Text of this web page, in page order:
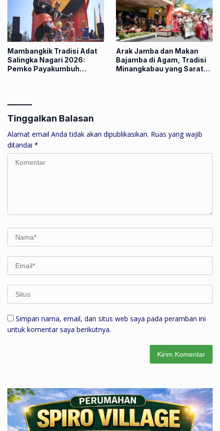
Mambangkik Tradisi Adat
Salingka Nagari 2026:
Pemko Payakumbuh
Arak Jamba dan Makan
Bajamba di Agam, Tradisi
Minangkabau yang Sarat
Tinggalkan Balasan
Alamat email Anda tidak akan dipublikasikan. Ruas yang wajib
ditandai *
Simpan nama, email, dan situs web saya pada peramban ini
untuk komentar saya berikutnya.